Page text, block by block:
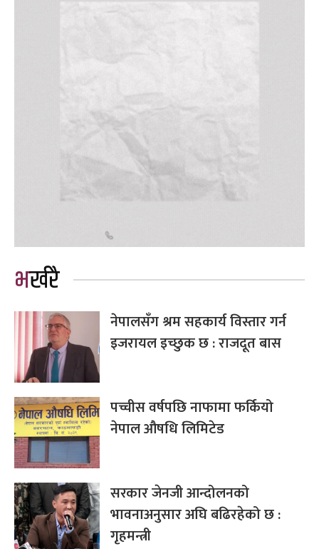
भर्खरै
नेपालसँग श्रम सहकार्य विस्तार गर्न
इजरायल इच्छुक छ : राजदूत बास
पच्चीस वर्षपछि नाफामा फर्कियो
नेपाल औषधि लिमिटेड
सरकार जेनजी आन्दोलनको
भावनाअनुसार अघि बढिरहेको छ :
गृहमन्त्री